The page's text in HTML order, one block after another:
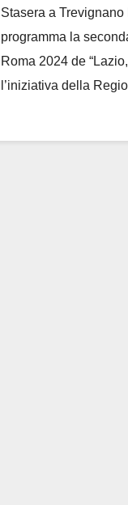
Stasera a
programma la
Roma 2024 de
l’iniziativa della